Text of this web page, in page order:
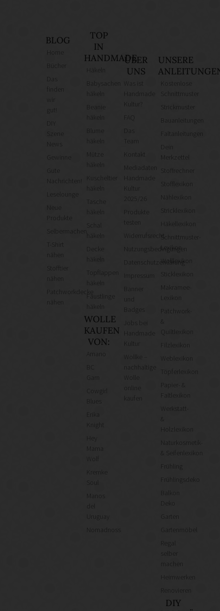
BLOG
finden
gut!
News
Gute
Nachrichten!
Leselounge
Neue
Produkte
Selbermachen
T-Shirt
Stofftier
Patchworkdecke
TOP
IN
HANDMADE
häkeln
häkeln
Mütze
häkeln
Kuscheltier
Tasche
häkeln
häkeln
Topflappen
häkeln
Fäustlinge
häkeln
WOLLE
KAUFEN
VON:
Cowgirl
Knight
Mama
Wolf
Kremke
Manos
Uruguay
Nomadnoss
ÜBER
UNS
Was ist
Kultur?
Das
Team
Kontakt
Mediadaten
Kultur
2025/26
Produkte
testen
Widerrufsrecht
Nutzungsbedingungen
Datenschutzerklärung
Kultur
Wollke –
nachhaltige
kaufen
UNSERE
Kostenlose
Schnittmuster
Strickmuster
Bauanleitungen
Faltanleitungen
Merkzettel
Stoffrechner
Stofflexikon
Nählexikon
Stricklexikon
Häkellexikon
Schnittmuster-
Lexikon
Wolllexikon
Sticklexikon
Makramee-
Lexikon
Patchwork-
&
Quiltlexikon
Filzlexikon
Weblexikon
Töpferlexikon
Papier- &
Faltlexikon
Werkstatt-
&
Holzlexikon
Naturkosmetik-
& Seifenlexikon
Frühling
Frühlingsdeko
Deko
Garten
Gartenmöbel
Regal
Heimwerken
DIY